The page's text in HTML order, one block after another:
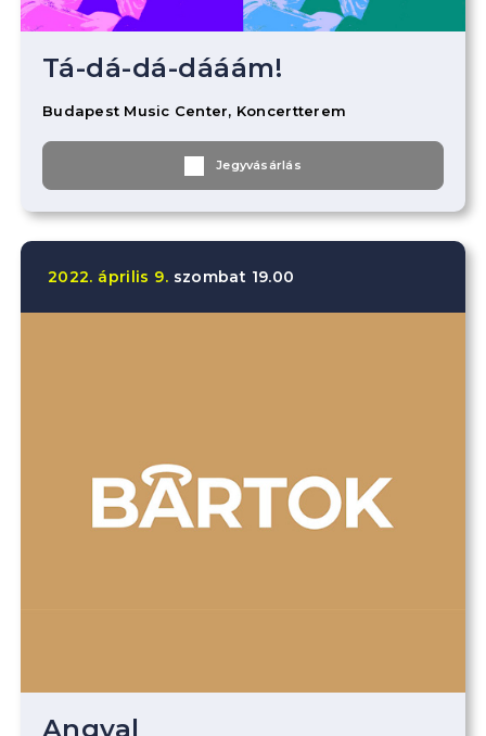
Tá-dá-dá-dááám!
Budapest Music Center, Koncertterem
Jegyvásárlás
2022. április 9. szombat 19.00
Angyal